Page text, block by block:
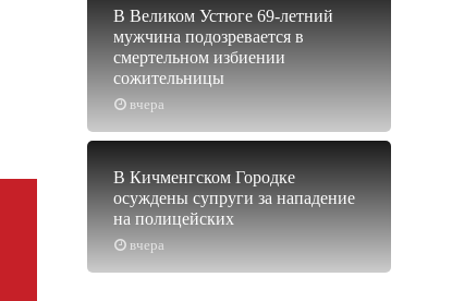
вчера
В Великом Устюге 69-летний
мужчина подозревается в
смертельном избиении
сожительницы
вчера
В Кичменгском Городке
осуждены супруги за нападение
на полицейских